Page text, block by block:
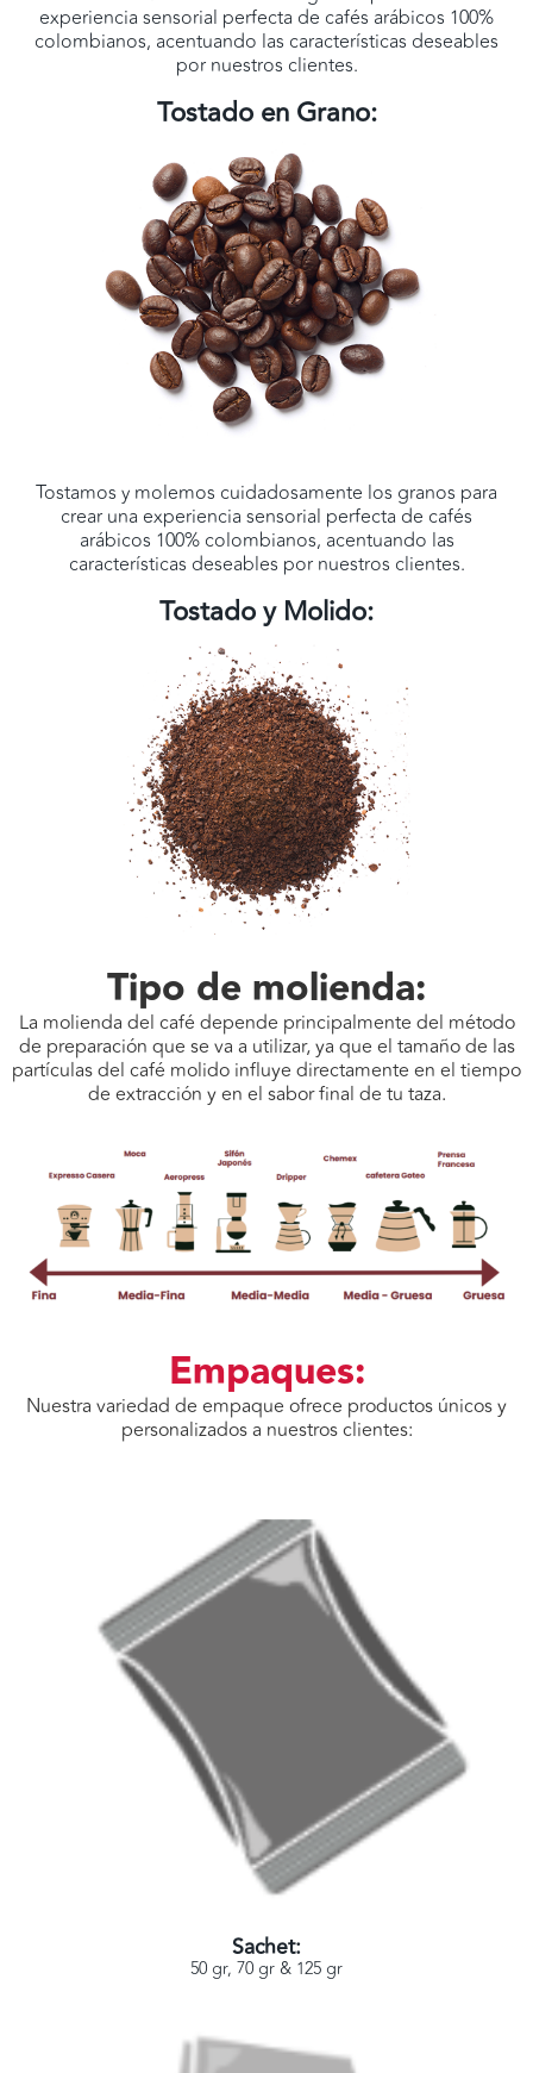
Tostado en Grano:
experiencia sensorial perfecta de cafés arábicos 100%
colombianos, acentuando las características deseables
por nuestros clientes.
Tostado y Molido:
Tostamos y molemos cuidadosamente los granos para
crear una experiencia sensorial perfecta de cafés
arábicos 100% colombianos, acentuando las
características deseables por nuestros clientes.
Tipo de molienda:
La molienda del café depende principalmente del método
de preparación que se va a utilizar, ya que el tamaño de las
partículas del café molido influye directamente en el tiempo
de extracción y en el sabor final de tu taza.
Empaques:
Nuestra variedad de empaque ofrece productos únicos y
personalizados a nuestros clientes:
Sachet:
50 gr, 70 gr & 125 gr